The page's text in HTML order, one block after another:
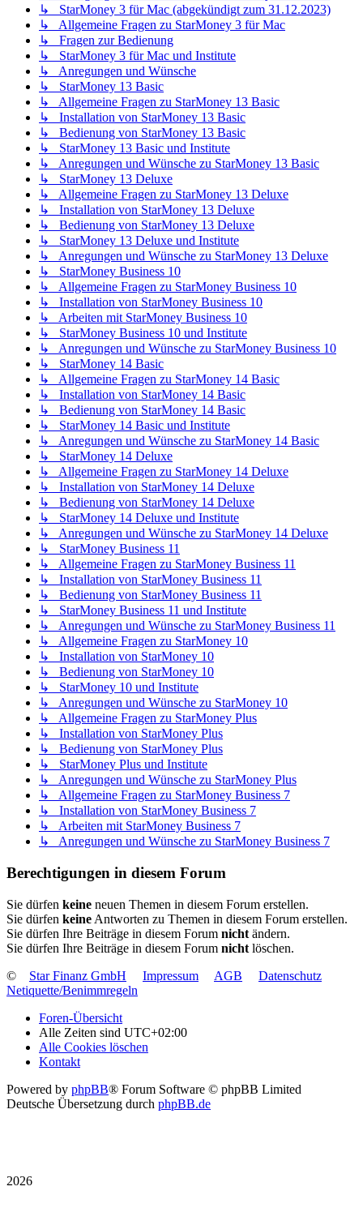
↳ StarMoney 3 für Mac (abgekündigt zum 31.12.2023)
↳ Allgemeine Fragen zu StarMoney 3 für Mac
↳ Fragen zur Bedienung
↳ StarMoney 3 für Mac und Institute
↳ Anregungen und Wünsche
↳ StarMoney 13 Basic
↳ Allgemeine Fragen zu StarMoney 13 Basic
↳ Installation von StarMoney 13 Basic
↳ Bedienung von StarMoney 13 Basic
↳ StarMoney 13 Basic und Institute
↳ Anregungen und Wünsche zu StarMoney 13 Basic
↳ StarMoney 13 Deluxe
↳ Allgemeine Fragen zu StarMoney 13 Deluxe
↳ Installation von StarMoney 13 Deluxe
↳ Bedienung von StarMoney 13 Deluxe
↳ StarMoney 13 Deluxe und Institute
↳ Anregungen und Wünsche zu StarMoney 13 Deluxe
↳ StarMoney Business 10
↳ Allgemeine Fragen zu StarMoney Business 10
↳ Installation von StarMoney Business 10
↳ Arbeiten mit StarMoney Business 10
↳ StarMoney Business 10 und Institute
↳ Anregungen und Wünsche zu StarMoney Business 10
↳ StarMoney 14 Basic
↳ Allgemeine Fragen zu StarMoney 14 Basic
↳ Installation von StarMoney 14 Basic
↳ Bedienung von StarMoney 14 Basic
↳ StarMoney 14 Basic und Institute
↳ Anregungen und Wünsche zu StarMoney 14 Basic
↳ StarMoney 14 Deluxe
↳ Allgemeine Fragen zu StarMoney 14 Deluxe
↳ Installation von StarMoney 14 Deluxe
↳ Bedienung von StarMoney 14 Deluxe
↳ StarMoney 14 Deluxe und Institute
↳ Anregungen und Wünsche zu StarMoney 14 Deluxe
↳ StarMoney Business 11
↳ Allgemeine Fragen zu StarMoney Business 11
↳ Installation von StarMoney Business 11
↳ Bedienung von StarMoney Business 11
↳ StarMoney Business 11 und Institute
↳ Anregungen und Wünsche zu StarMoney Business 11
↳ Allgemeine Fragen zu StarMoney 10
↳ Installation von StarMoney 10
↳ Bedienung von StarMoney 10
↳ StarMoney 10 und Institute
↳ Anregungen und Wünsche zu StarMoney 10
↳ Allgemeine Fragen zu StarMoney Plus
↳ Installation von StarMoney Plus
↳ Bedienung von StarMoney Plus
↳ StarMoney Plus und Institute
↳ Anregungen und Wünsche zu StarMoney Plus
↳ Allgemeine Fragen zu StarMoney Business 7
↳ Installation von StarMoney Business 7
↳ Arbeiten mit StarMoney Business 7
↳ Anregungen und Wünsche zu StarMoney Business 7
Berechtigungen in diesem Forum
Sie dürfen keine neuen Themen in diesem Forum erstellen.
Sie dürfen keine Antworten zu Themen in diesem Forum erstellen.
Sie dürfen Ihre Beiträge in diesem Forum nicht ändern.
Sie dürfen Ihre Beiträge in diesem Forum nicht löschen.
©
Star Finanz GmbH Impressum AGB
Datenschutz
Netiquette/Benimmregeln
Foren-Übersicht
Alle Zeiten sind UTC+02:00
Alle Cookies löschen
Kontakt
Powered by phpBB® Forum Software © phpBB Limited
Deutsche Übersetzung durch phpBB.de
2026